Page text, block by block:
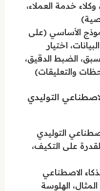
خدمة العملاء،
الأساسي (على
اختيار
الضبط الدقيق،
والتعليقات)
التوليدي
التوليدي
على التكيف،
الاصطناعي
الهلوسة